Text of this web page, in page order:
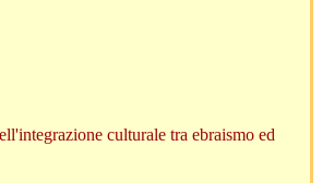
culturale tra ebraismo ed